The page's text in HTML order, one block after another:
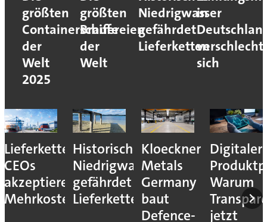
größten
Containerschiffe
der
Welt
2025
größten
Brauereien
der
Welt
Niedrigwasser
gefährdet
Lieferketten
in
sich
Lieferkettenresilienz:
CEOs
akzeptieren
Mehrkosten
Historisches
Niedrigwasser
gefährdet
Lieferketten
Kloeckner
Metals
Germany
baut
Defence-
Digitaler
Warum
jetzt